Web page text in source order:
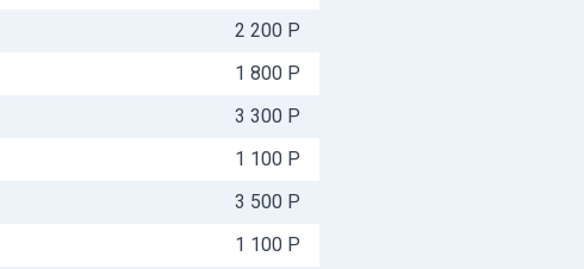
2 200 Р
1 800 Р
3 300 Р
1 100 Р
3 500 Р
1 100 Р